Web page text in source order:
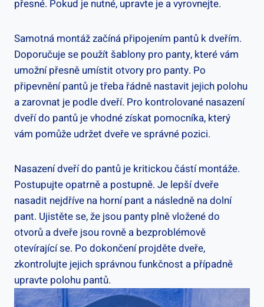
přesné. Pokud je nutné, upravte je a vyrovnejte.
Samotná montáž začíná připojením pantů k dveřím.
Doporučuje se použít šablony pro panty, které vám
umožní přesně umístit otvory pro panty. Po
připevnění pantů je třeba řádně nastavit jejich polohu
a zarovnat je podle dveří. Pro kontrolované nasazení
dveří do pantů je vhodné získat pomocníka, který
vám pomůže udržet dveře ve správné pozici.
Nasazení dveří do pantů je kritickou částí montáže.
Postupujte opatrně a postupně. Je lepší dveře
nasadit nejdříve na horní pant a následně na dolní
pant. Ujistěte se, že jsou panty plně vložené do
otvorů a dveře jsou rovně a bezproblémově
otevírající se. Po dokončení projděte dveře,
zkontrolujte jejich správnou funkčnost a případně
upravte polohu pantů.